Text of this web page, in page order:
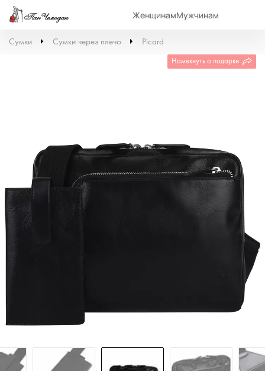
ЖенщинамМужчинам
Сумки Сумки через плечо Picard
Намекнуть о подарке